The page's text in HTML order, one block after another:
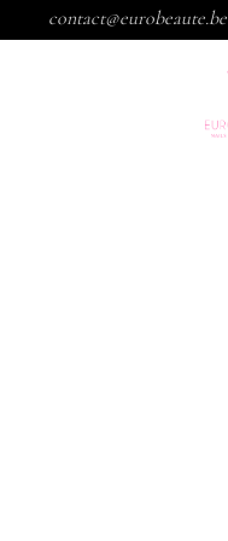
contact@eurobeaute.be